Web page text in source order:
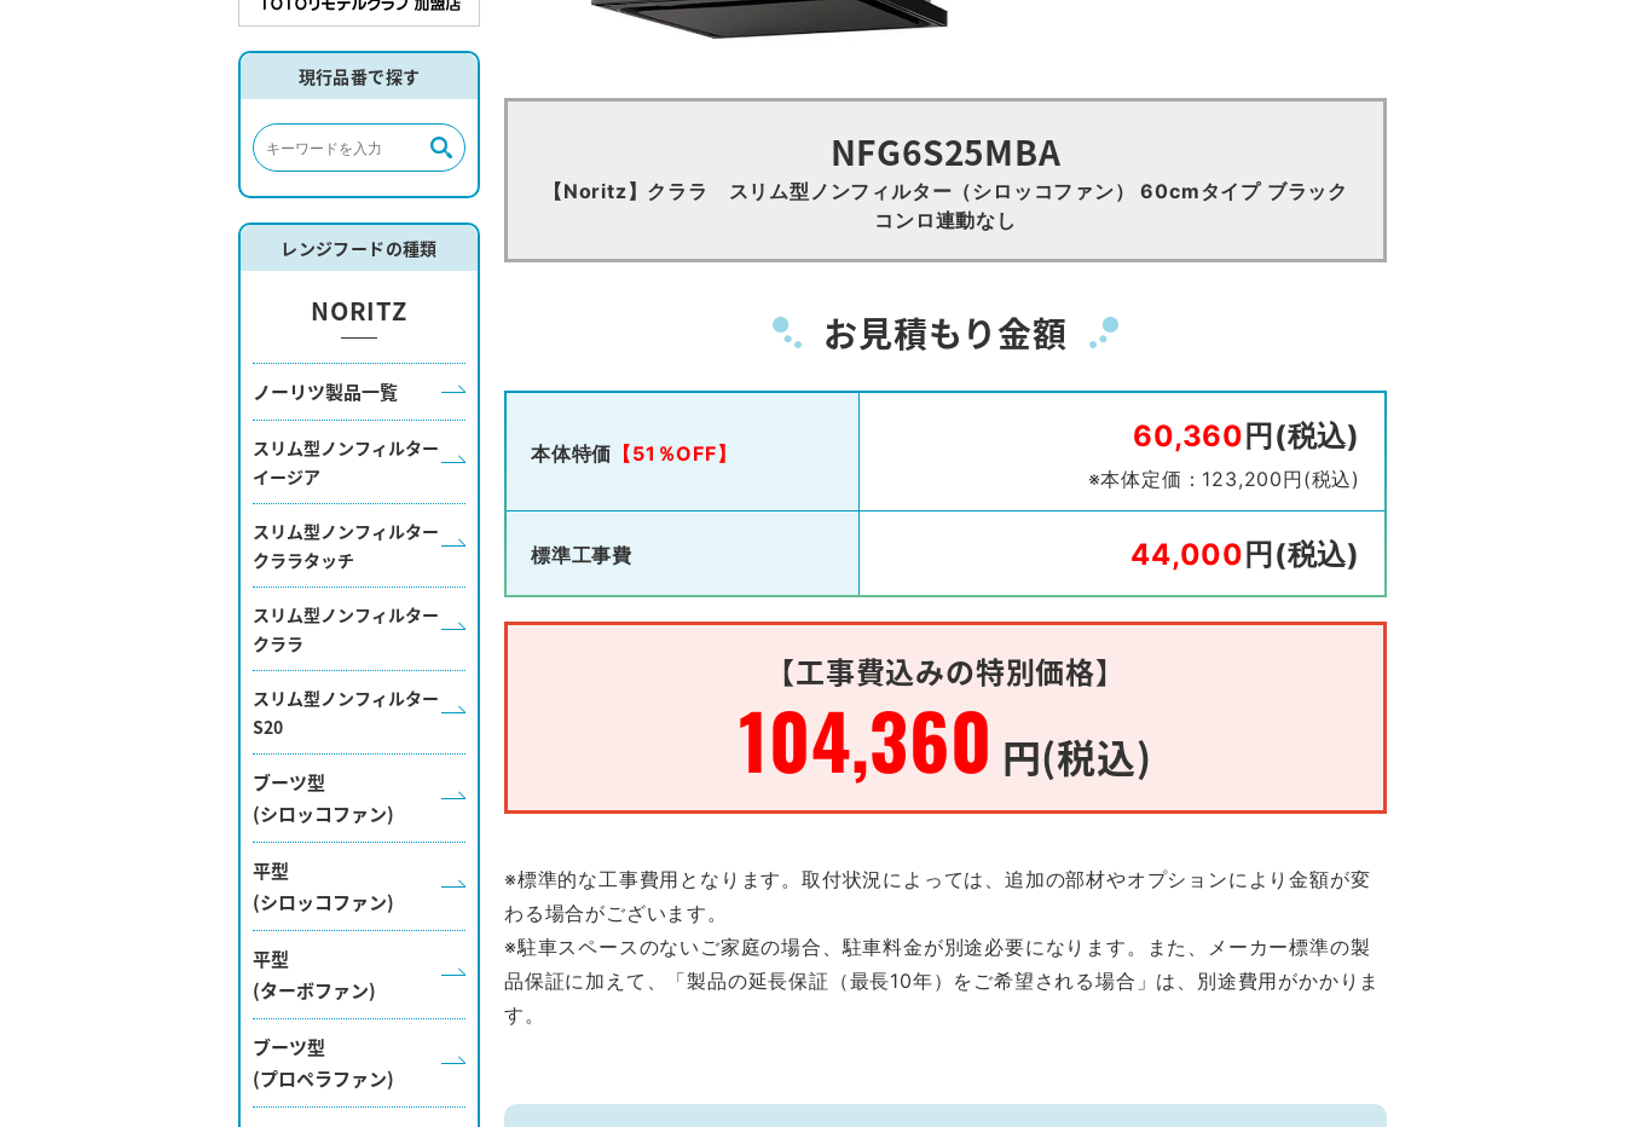
現行品番で探す
レンジフードの種類
NORITZ
ノーリツ製品一覧
スリム型ノンフィルター
イージア
スリム型ノンフィルター
クララタッチ
スリム型ノンフィルター
クララ
スリム型ノンフィルター
S20
ブーツ型
(シロッコファン)
平型
(シロッコファン)
平型
(ターボファン)
ブーツ型
(プロペラファン)
NFG6S25MBA
【Noritz】クララ スリム型ノンフィルター（シロッコファン） 60cmタイプ ブラック
コンロ連動なし
お見積もり金額
本体特価 【51％OFF】 60,360円(税込)
※本体定価：123,200円(税込)
標準工事費 44,000円(税込)
【工事費込みの特別価格】
104,360 円(税込)
※標準的な工事費用となります。取付状況によっては、追加の部材やオプションにより金額が変
わる場合がございます。
※駐車スペースのないご家庭の場合、駐車料金が別途必要になります。また、メーカー標準の製
品保証に加えて、「製品の延長保証（最長10年）をご希望される場合」は、別途費用がかかりま
す。